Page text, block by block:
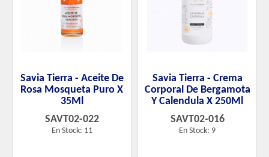
Savia Tierra - Aceite De
Rosa Mosqueta Puro X
35Ml
SAVT02-022
En Stock: 11
Savia Tierra - Crema
Corporal De Bergamota
Y Calendula X 250Ml
SAVT02-016
En Stock: 9